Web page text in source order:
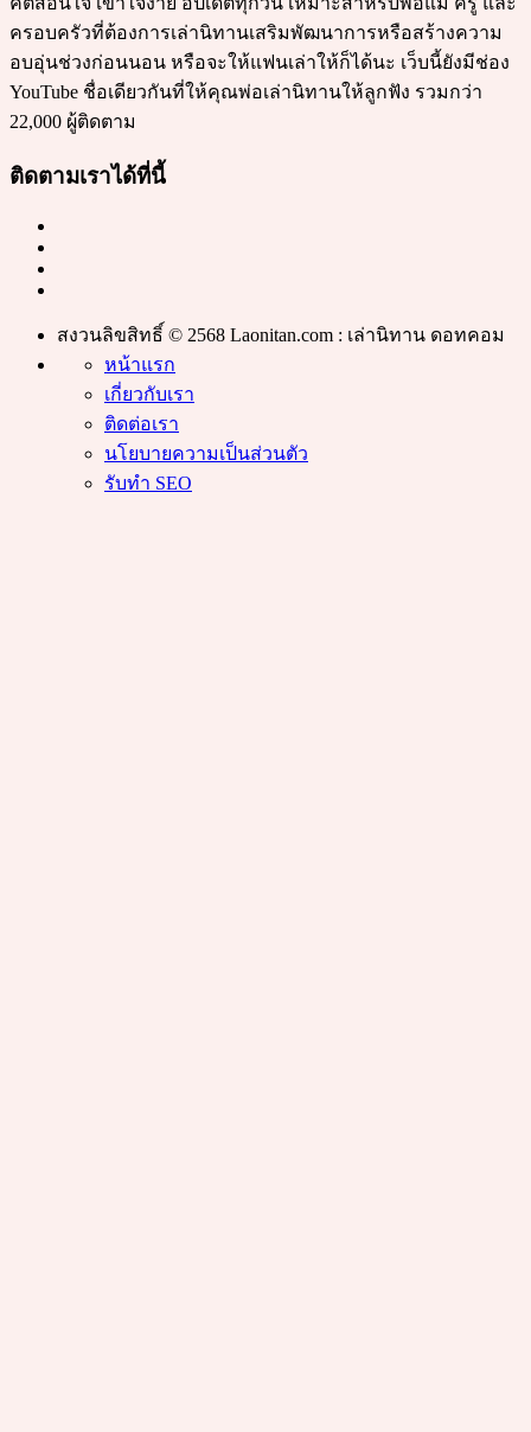
ครอบครัวที่ต้องการเล่านิทานเสริมพัฒนาการหรือสร้างความ
อบอุ่นช่วงก่อนนอน หรือจะให้แฟนเล่าให้ก็ได้นะ เว็บนี้ยังมีช่อง
YouTube ชื่อเดียวกันที่ให้คุณพ่อเล่านิทานให้ลูกฟัง รวมกว่า
22,000 ผู้ติดตาม
ติดตามเราได้ที่นี้
สงวนลิขสิทธิ์ © 2568 Laonitan.com : เล่านิทาน ดอทคอม
หน้าแรก
เกี่ยวกับเรา
ติดต่อเรา
นโยบายความเป็นส่วนตัว
รับทำ SEO